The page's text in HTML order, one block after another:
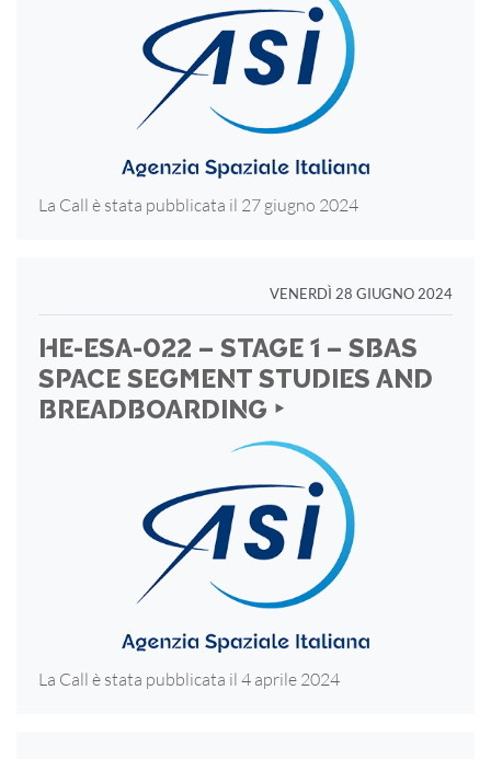
La Call è stata pubblicata il 27 giugno 2024
VENERDÌ 28 GIUGNO 2024
HE-ESA-022 – STAGE 1 – SBAS
SPACE SEGMENT STUDIES AND
BREADBOARDING ‣
La Call è stata pubblicata il 4 aprile 2024